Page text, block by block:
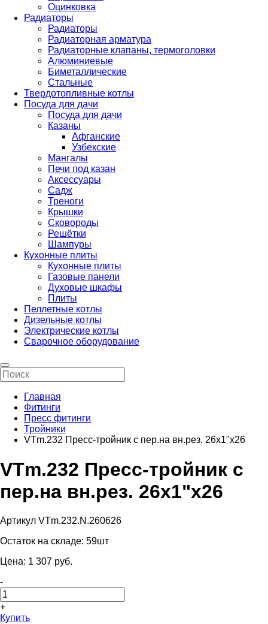
Оцинковка
Радиаторы
Радиаторы
Радиаторная арматура
Радиаторные клапаны, термоголовки
Алюминиевые
Биметаллические
Стальные
Твердотопливные котлы
Посуда для дачи
Посуда для дачи
Казаны
Афганские
Узбекские
Мангалы
Печи под казан
Аксессуары
Садж
Треноги
Крышки
Сковороды
Решётки
Шампуры
Кухонные плиты
Кухонные плиты
Газовые панели
Духовые шкафы
Плиты
Пеллетные котлы
Дизельные котлы
Электрические котлы
Сварочное оборудование
Главная
Фитинги
Пресс фитинги
Тройники
VTm.232 Пресс-тройник с пер.на вн.рез. 26х1"х26
VTm.232 Пресс-тройник с
пер.на вн.рез. 26х1"х26
Артикул VTm.232.N.260626
Остаток на складе: 59шт
Цена: 1 307 pуб.
-
+
Купить